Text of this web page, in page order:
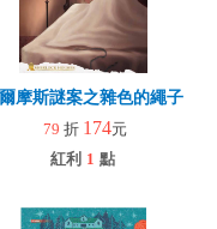
摩斯謎案之雜色的繩子
79 折 174元
紅利 1 點